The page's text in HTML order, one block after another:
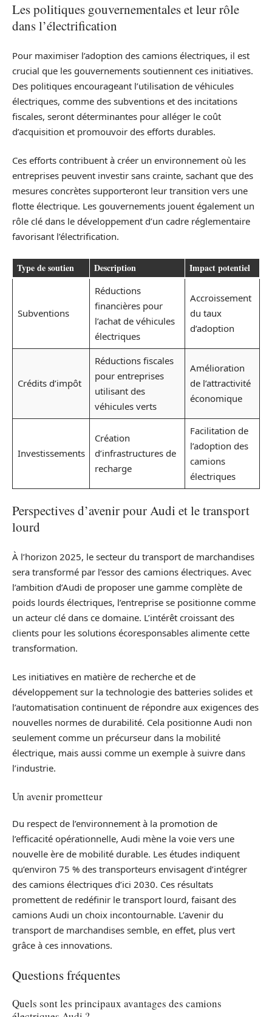
Les politiques gouvernementales et leur rôle
dans l’électrification
Pour maximiser l’adoption des camions électriques, il est
crucial que les gouvernements soutiennent ces initiatives.
Des politiques encourageant l’utilisation de véhicules
électriques, comme des subventions et des incitations
fiscales, seront déterminantes pour alléger le coût
d’acquisition et promouvoir des efforts durables.
Ces efforts contribuent à créer un environnement où les
entreprises peuvent investir sans crainte, sachant que des
mesures concrètes supporteront leur transition vers une
flotte électrique. Les gouvernements jouent également un
rôle clé dans le développement d’un cadre réglementaire
favorisant l’électrification.
Type de soutien Description Impact potentiel
Subventions
Réductions
financières pour
l’achat de véhicules
électriques
Accroissement
du taux
d’adoption
Crédits d’impôt
Réductions fiscales
pour entreprises
utilisant des
véhicules verts
Amélioration
de l’attractivité
économique
Investissements
Création
d’infrastructures de
recharge
Facilitation de
l’adoption des
camions
électriques
Perspectives d’avenir pour Audi et le transport
lourd
À l’horizon 2025, le secteur du transport de marchandises
sera transformé par l’essor des camions électriques. Avec
l’ambition d’Audi de proposer une gamme complète de
poids lourds électriques, l’entreprise se positionne comme
un acteur clé dans ce domaine. L’intérêt croissant des
clients pour les solutions écoresponsables alimente cette
transformation.
Les initiatives en matière de recherche et de
développement sur la technologie des batteries solides et
l’automatisation continuent de répondre aux exigences des
nouvelles normes de durabilité. Cela positionne Audi non
seulement comme un précurseur dans la mobilité
électrique, mais aussi comme un exemple à suivre dans
l’industrie.
Un avenir prometteur
Du respect de l’environnement à la promotion de
l’efficacité opérationnelle, Audi mène la voie vers une
nouvelle ère de mobilité durable. Les études indiquent
qu’environ 75 % des transporteurs envisagent d’intégrer
des camions électriques d’ici 2030. Ces résultats
promettent de redéfinir le transport lourd, faisant des
camions Audi un choix incontournable. L’avenir du
transport de marchandises semble, en effet, plus vert
grâce à ces innovations.
Questions fréquentes
Quels sont les principaux avantages des camions